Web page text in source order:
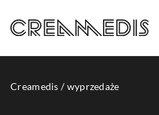
Creamedis /wyprzedaże